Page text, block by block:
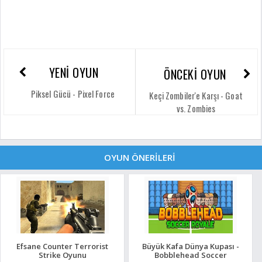
ÖNCEKİ OYUN
Keçi Zombiler'e Karşı - Goat
vs. Zombies
YENİ OYUN
Piksel Gücü - Pixel Force
OYUN ÖNERİLERİ
Efsane Counter Terrorist
Strike Oyunu
Büyük Kafa Dünya Kupası -
Bobblehead Soccer